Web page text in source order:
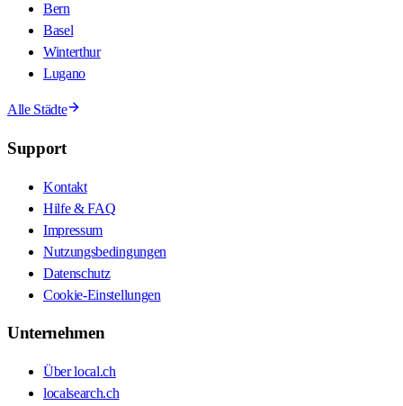
Bern
Basel
Winterthur
Lugano
Alle Städte
Support
Kontakt
Hilfe & FAQ
Impressum
Nutzungsbedingungen
Datenschutz
Cookie-Einstellungen
Unternehmen
Über local.ch
localsearch.ch